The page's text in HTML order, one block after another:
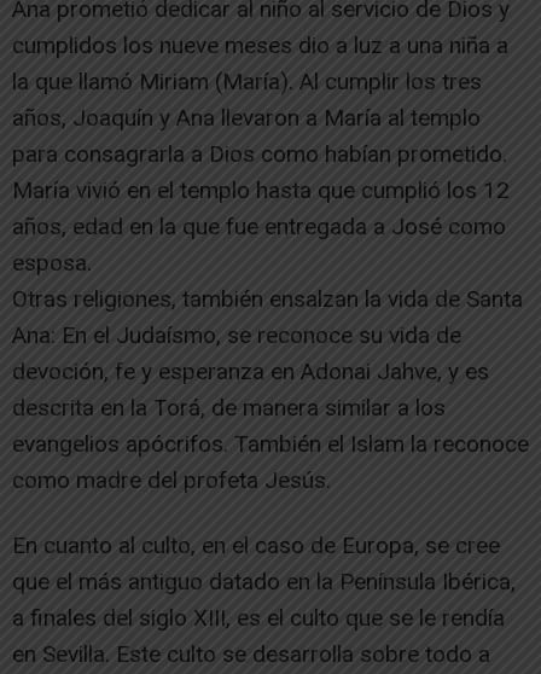
Ana prometió dedicar al niño al servicio de Dios y
cumplidos los nueve meses dio a luz a una niña a
la que llamó Miriam (María). Al cumplir los tres
años, Joaquín y Ana llevaron a María al templo
para consagrarla a Dios como habían prometido.
María vivió en el templo hasta que cumplió los 12
años, edad en la que fue entregada a José como
esposa.​
Otras religiones, también ensalzan la vida de Santa
Ana: En el Judaísmo, se reconoce su vida de
devoción, fe y esperanza en Adonai Jahve, y es
descrita en la Torá, de manera similar a los
evangelios apócrifos. También el Islam la reconoce
como madre del profeta Jesús.
En cuanto al culto, en el caso de Europa, se cree
que el más antiguo datado en la Península Ibérica,
a finales del siglo XIII, es el culto que se le rendía
en Sevilla. Este culto se desarrolla sobre todo a